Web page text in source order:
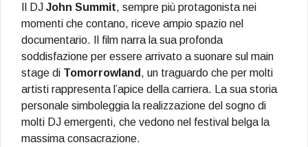
Il DJ John Summit, sempre più protagonista nei
momenti che contano, riceve ampio spazio nel
documentario. Il film narra la sua profonda
soddisfazione per essere arrivato a suonare sul main
stage di Tomorrowland , un traguardo che per molti
artisti rappresenta l’apice della carriera. La sua storia
personale simboleggia la realizzazione del sogno di
molti DJ emergenti, che vedono nel festival belga la
massima consacrazione.